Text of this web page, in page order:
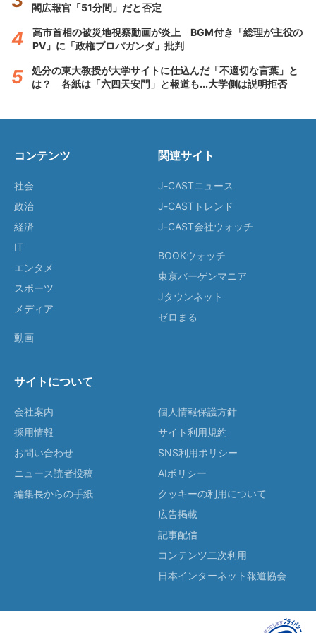
閣広報官「51分間」だと否定
高市首相の被災地視察動画が炎上 BGM付き「総理が主役の
PV」に「政権プロパガンダ」批判
処分の東大教授が大学サイトに仕込んだ「不適切な言葉」と
は？ 各紙は「六四天安門」と報道も...大学側は説明拒否
コンテンツ
社会
政治
経済
IT
エンタメ
スポーツ
メディア
動画
関連サイト
J-CASTニュース
J-CASTトレンド
J-CAST会社ウォッチ
BOOKウォッチ
東京バーゲンマニア
Jタウンネット
ゼロまる
サイトについて
会社案内
採用情報
お問い合わせ
ニュース読者投稿
編集長からの手紙
個人情報保護方針
サイト利用規約
SNS利用ポリシー
AIポリシー
クッキーの利用について
広告掲載
記事配信
コンテンツ二次利用
日本インターネット報道協会